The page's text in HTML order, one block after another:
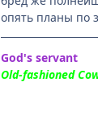
опять планы по
God's servant
Old-fashioned